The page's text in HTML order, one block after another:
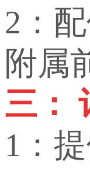
2：
附属
三：
1：